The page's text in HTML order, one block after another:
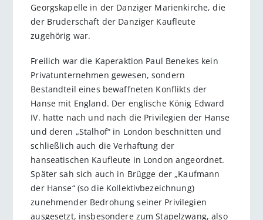
Georgskapelle in der Danziger Marienkirche, die
der Bruderschaft der Danziger Kaufleute
zugehörig war.
Freilich war die Kaperaktion Paul Benekes kein
Privatunternehmen gewesen, sondern
Bestandteil eines bewaffneten Konflikts der
Hanse mit England. Der englische König Edward
IV. hatte nach und nach die Privilegien der Hanse
und deren „Stalhof“ in London beschnitten und
schließlich auch die Verhaftung der
hanseatischen Kaufleute in London angeordnet.
Später sah sich auch in Brügge der „Kaufmann
der Hanse“ (so die Kollektivbezeichnung)
zunehmender Bedrohung seiner Privilegien
ausgesetzt, insbesondere zum Stapelzwang, also